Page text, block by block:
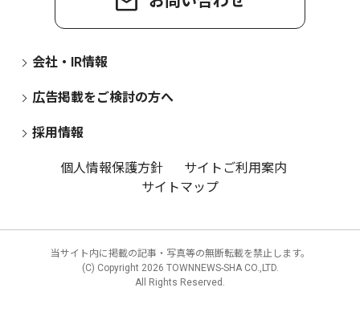
会社・IR情報
広告掲載をご検討の方へ
採用情報
個人情報保護方針
サイトご利用案内
サイトマップ
当サイト内に掲載の記事・写真等の無断転載を禁止します。
(C) Copyright 2026 TOWNNEWS-SHA CO.,LTD.
All Rights Reserved.